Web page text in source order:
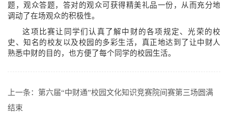
题，观众答题，答对的观众可获得精美礼品一份，从而充分地
调动了在场观众的积极性。
这项比赛让同学们认真了解中财的各项规定、光荣的校
史、知名的校友以及校园的多彩生活，真正地达到了让中财人
熟悉中财的目的，也方便了每个同学的校园生活。
上一条： 第六届“中财通”校园文化知识竞赛院间赛第三场圆满
结束